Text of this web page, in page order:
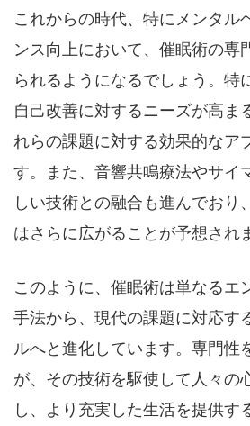
これからの時代、特にメンタル
ンス向上において、催眠術の専
られるようになるでしょう。特
自己改善に対するニーズが高ま
れらの課題に対する効果的なア
す。また、音響共鳴療法やサイ
しい技術との融合も進んでおり
はさらに広がることが予想され
このように、催眠術は単なるエ
手法から、現代の課題に対応す
ルへと進化しています。専門性
が、その技術を駆使して人々の
し、より充実した生活を提供す